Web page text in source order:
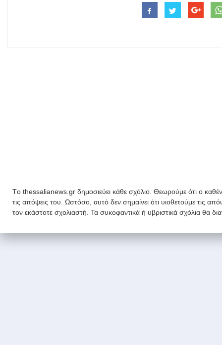
Tο thessalianews.gr δημοσιεύει κάθε σχόλιο. Θεωρούμε ότι ο
τις απόψεις του. Ωστόσο, αυτό δεν σημαίνει ότι υιοθετούμε τις
τον εκάστοτε σχολιαστή. Τα συκοφαντικά ή υβριστικά σχόλια θα